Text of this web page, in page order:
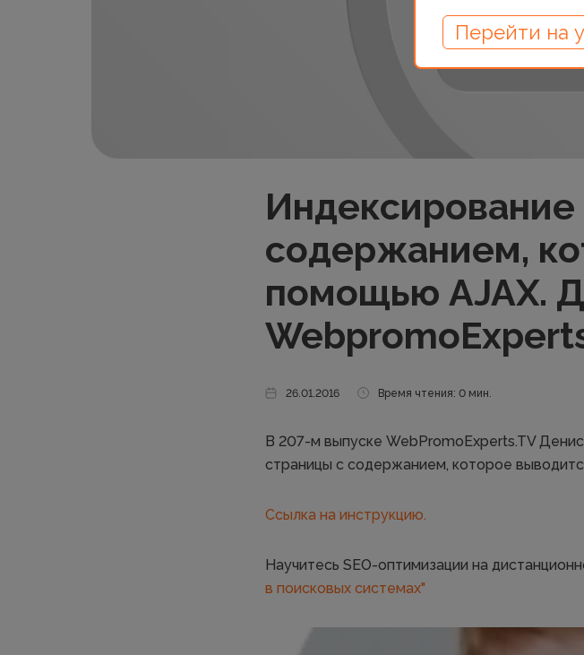
Индексирование
содержанием,
помощью AJAX.
26.01.2016 Время чтения: 0 мин.
В 207-м выпуске WebPromoExperts.TV
страницы с содержанием, которое
Ссылка на инструкцию.
Научитесь SEO-оптимизации на
в поисковых системах"
Перейти на